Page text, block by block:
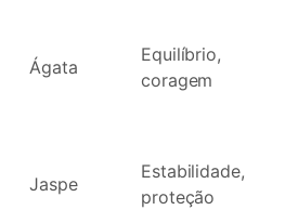
Ágata
Equilíbrio,
coragem
Jaspe
Estabilidade,
proteção